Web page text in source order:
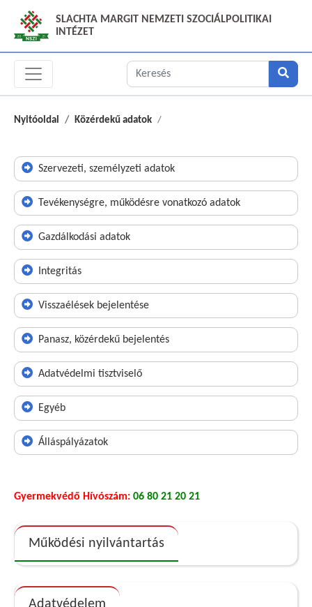
SLACHTA MARGIT NEMZETI SZOCIÁLPOLITIKAI
INTÉZET
Nyitóoldal Közérdekű adatok
Szervezeti, személyzeti adatok
Tevékenységre, működésre vonatkozó adatok
Gazdálkodási adatok
Integritás
Visszaélések bejelentése
Panasz, közérdekű bejelentés
Adatvédelmi tisztviselő
Egyéb
Álláspályázatok
Gyermekvédő Hívószám: 06 80 21 20 21
Működési nyilvántartás
Adatvédelem